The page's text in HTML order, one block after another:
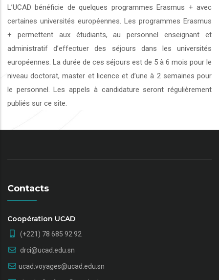
L’UCAD bénéficie de quelques programmes Erasmus + avec
certaines universités européennes. Les programmes Erasmus
+ permettent aux étudiants, au personnel enseignant et
administratif d’effectuer des séjours dans les universités
européennes. La durée de ces séjours est de 5 à 6 mois pour le
niveau doctorat, master et licence et d’une à 2 semaines pour
le personnel. Les appels à candidature seront régulièrement
publiés sur ce site.
Contacts
Coopération UCAD
(+221) 78 685 92 92
drci@ucad.edu.sn
ucad.voyages@ucad.edu.sn